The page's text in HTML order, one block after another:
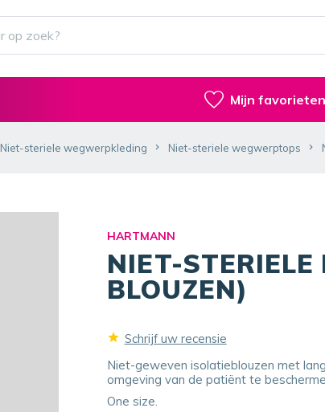
Mijn favorieten
Niet-steriele wegwerpkleding Niet-steriele wegwerptops
HARTMANN
NIET-
BLOUZEN)
Schrijf uw recensie
Niet-geweven isolatieblouzen met
omgeving van de patiënt te
One size.